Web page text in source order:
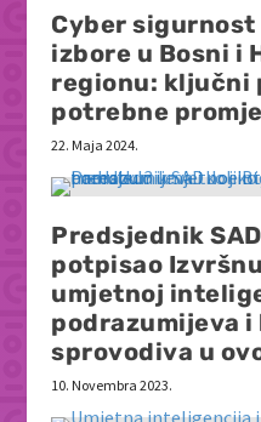
Cyber sigurnost
izbore u Bosni i
regionu: ključni
potrebne
22. Maja 2024.
Predsjednik
potpisao
umjetnoj
podrazumijeva i
sprovodiva u
10. Novembra 2023.